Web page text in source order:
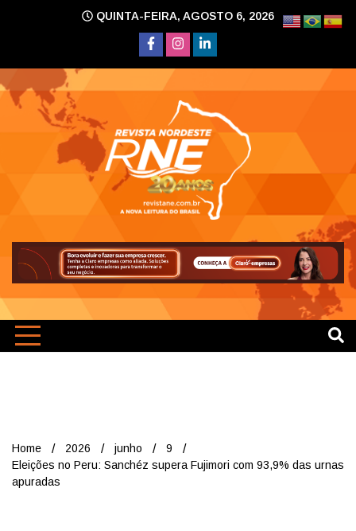
QUINTA-FEIRA, AGOSTO 6, 2026
Home 2026 junho
9
Eleições no Peru: Sanchéz supera Fujimori com 93,9% das urnas
apuradas